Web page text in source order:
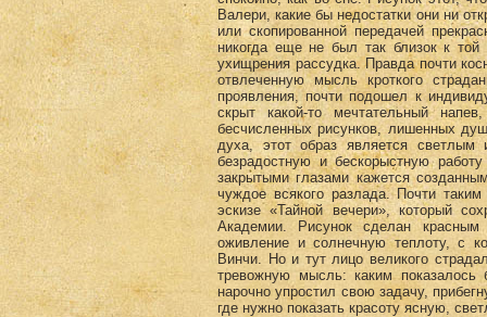
Валери, какие бы недостатки они ни
или скопированной передачей
никогда еще не был так близок к той
ухищрения рассудка. Правда почти
отвлеченную мысль кроткого
проявления, почти подошел к
скрыт какой-то мечтательный
бесчисленных рисунков, лишенных
духа, этот образ является светлым
безрадостную и бескорыстную
закрытыми глазами кажется
чуждое всякого разлада. Почти
эскизе «Тайной вечери», который
Академии. Рисунок сделан
оживление и солнечную теплоту, с
Винчи. Но и тут лицо великого
тревожную мысль: каким
нарочно упростил свою задачу,
где нужно показать красоту ясную,